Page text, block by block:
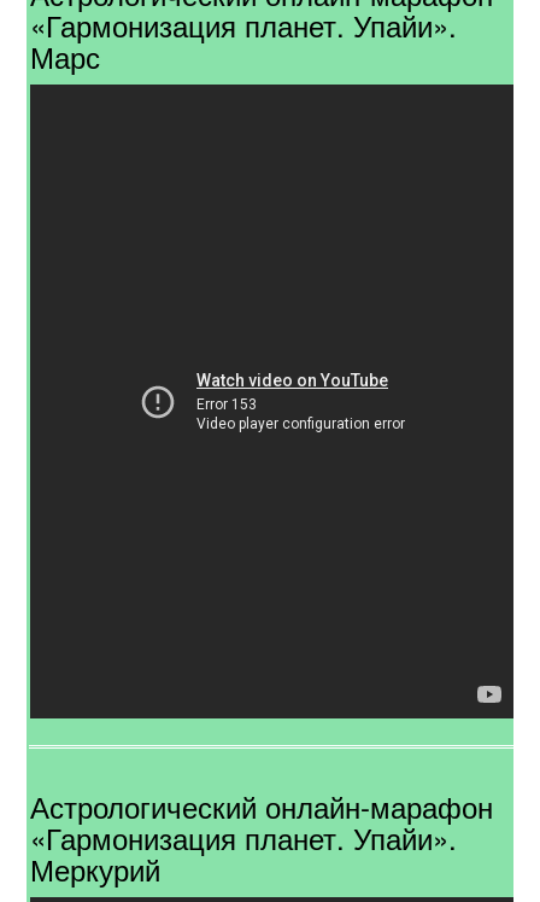
«Гармонизация планет. Упайи».
Марс
Астрологический онлайн-марафон
«Гармонизация планет. Упайи».
Меркурий